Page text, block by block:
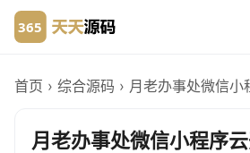
首页 › 综合源码 › 月老办事处微信小
月老办事处微信小程序